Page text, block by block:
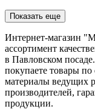
Показать еще
Интернет-магазин
ассортимент
в Павловском
покупаете товары
материалы ведущих
производителей,
продукции.